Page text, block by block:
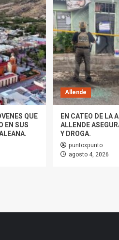
QUE
EN SUS
Allende
EN CATEO DE LA
ALLENDE
Y DROGA.
puntoxpunto
agosto 4, 2026